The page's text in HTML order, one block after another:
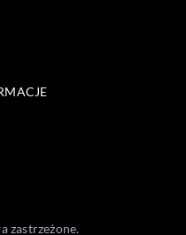
zastrzeżone.